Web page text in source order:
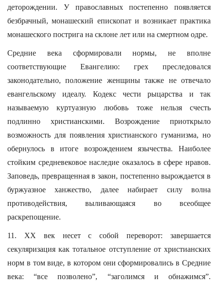
деторождении. У православных постепенно появляется
безбрачный, монашеский епископат и возникает практика
монашеского пострига на склоне лет или на смертном одре.
Средние века сформировали нормы, не вполне
соответствующие Евангелию: грех преследовался
законодательно, положение женщины также не отвечало
евангельскому идеалу. Кодекс чести рыцарства и так
называемую куртуазную любовь тоже нельзя счесть
подлинно христианскими. Возрождение приоткрыло
возможность для появления христианского гуманизма, но
обернулось в итоге возрождением язычества. Наиболее
стойким средневековое наследие оказалось в сфере нравов.
Заповедь, превращенная в закон, постепенно вырождается в
буржуазное ханжество, далее набирает силу волна
противодействия, выливающаяся во всеобщее
раскрепощение.
11. ХХ век несет с собой переворот: завершается
секуляризация как тотальное отступление от христианских
норм в том виде, в котором они сформировались в Средние
века: “все позволено”, “заголимся и обнажимся”.